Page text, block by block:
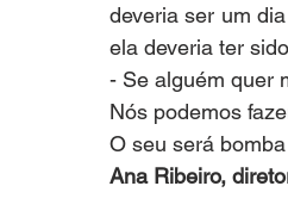
deveria ser um
ela deveria ter
- Se alguém quer
Nós podemos
O seu será
Ana Ribeiro,